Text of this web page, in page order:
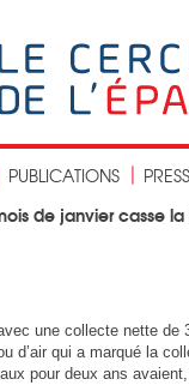
PUBLICATIONS
de janvier casse
une collecte nette de
d’air qui a marqué la
pour deux ans